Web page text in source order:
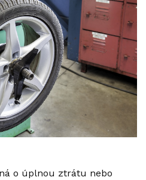
o úplnou ztrátu nebo